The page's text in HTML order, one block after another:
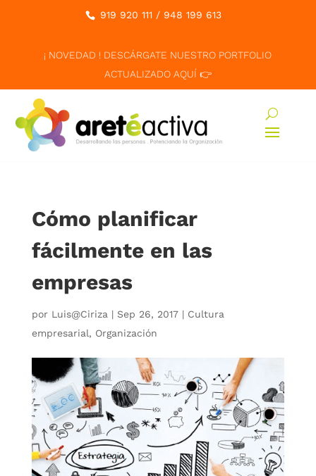
919 920 111 / 948 199 613
¡ NOVEDAD ! DESCÁRGATE NUESTRO PORTFOLIO
ACTUALIZADO AQUÍ 👉
Cómo planificar
fácilmente en las
empresas
por Luis@Ciriza | Sep 26, 2017| Cultura
empresarial, Organización